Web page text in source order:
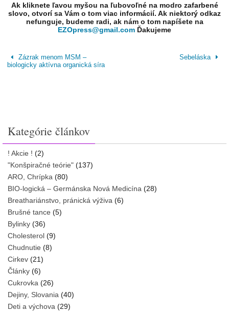
Ak kliknete ľavou myšou na ľubovoľné na modro zafarbené
slovo, otvorí sa Vám o tom viac informácií. Ak niektorý odkaz
nefunguje, budeme radi, ak nám o tom napíšete na
EZOpress@gmail.com Ďakujeme
Zázrak menom MSM –
biologicky aktívna organická síra
Sebeláska
Kategórie článkov
! Akcie ! (2)
"Konšpiračné teórie" (137)
ARO, Chrípka (80)
BIO-logická – Germánska Nová Medicína (28)
Breathariánstvo, pránická výživa (6)
Brušné tance (5)
Bylinky (36)
Cholesterol (9)
Chudnutie (8)
Cirkev (21)
Články (6)
Cukrovka (26)
Dejiny, Slovania (40)
Deti a výchova (29)